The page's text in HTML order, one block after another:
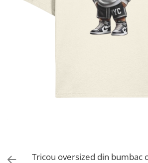
Tricou oversized din bumbac